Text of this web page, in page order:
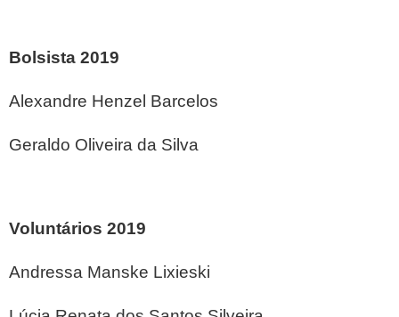
Bolsista 2019
Alexandre Henzel Barcelos
Geraldo Oliveira da Silva
Voluntários 2019
Andressa Manske Lixieski